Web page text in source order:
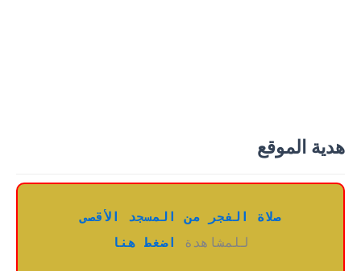
هدية الموقع
صلاة الفجر من المسجد الأقصى
للمشاهدة
اضغط هنا